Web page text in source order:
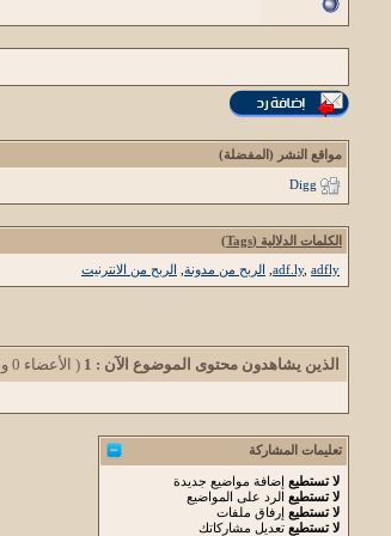
مواقع النشر (المفضلة)
Digg
الكلمات الدلالية (Tags)
adf.ly, adfly الربح من مدونة الربح من الانترنيت
الذين يشاهدون محتوى الموضوع الآن : 1 ( الأعضاء 0 والزوار 1)
تعليمات المشاركة
لا تستطيع إضافة مواضيع جديدة
لا تستطيع الرد على المواضيع
لا تستطيع إرفاق ملفات
لا تستطيع تعديل مشاركاتك